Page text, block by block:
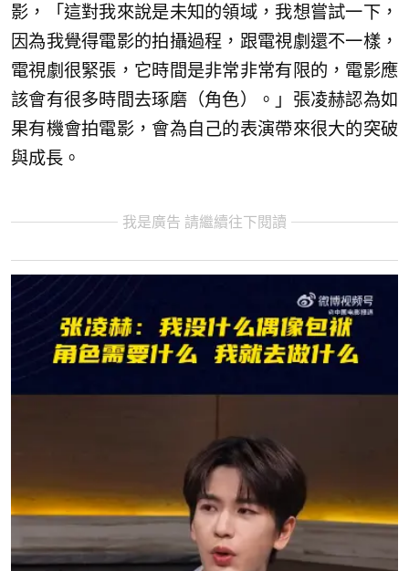
影，「這對我來說是未知的領域，我想嘗試一下，
因為我覺得電影的拍攝過程，跟電視劇還不一樣，
電視劇很緊張，它時間是非常非常有限的，電影應
該會有很多時間去琢磨（角色）。」張凌赫認為如
果有機會拍電影，會為自己的表演帶來很大的突破
與成長。
我是廣告 請繼續往下閱讀